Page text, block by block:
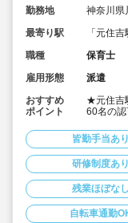
勤務地
神奈川県
最寄り駅
「元住
職種
保育士
雇用形態
派遣
おすすめ
ポイント
★元住吉
60名の認
★時給
★皆勤手
★遅番に
日程度や
ランスも
皆勤手当あり
研修制度あり
残業ほぼなし
自転車通勤